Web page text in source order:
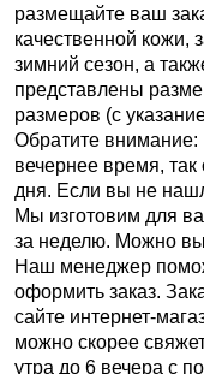
размещайте ваш
качественной кожи,
зимний сезон, а
представлены
размеров (с
Обратите внимание:
вечернее время, так
дня. Если вы не
Мы изготовим для
за неделю. Можно
Наш менеджер
оформить заказ.
сайте интернет-
можно скорее
утра до 6 вечера с